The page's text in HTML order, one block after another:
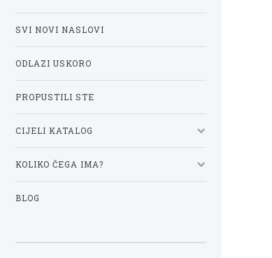
SVI NOVI NASLOVI
ODLAZI USKORO
PROPUSTILI STE
CIJELI KATALOG
KOLIKO ČEGA IMA?
BLOG